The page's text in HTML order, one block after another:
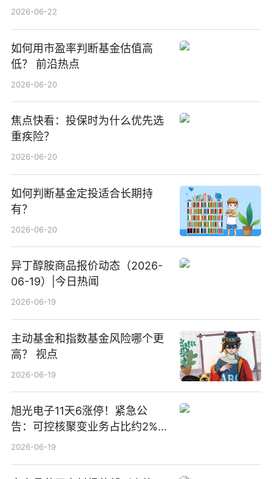
中国增厚利润加速成长 信息
2026-06-22
如何用市盈率判断基金估值高
低？ 前沿热点
2026-06-20
焦点快看：投保时为什么优先选
重疾险？
2026-06-20
如何判断基金定投适合长期持
有？
2026-06-20
异丁醇胺商品报价动态（2026-
06-19）|今日热闻
2026-06-19
主动基金和指数基金风险哪个更
高？ 视点
2026-06-19
旭光电子11天6涨停！紧急公
告：可控核聚变业务占比约2%！
前沿热点
2026-06-19